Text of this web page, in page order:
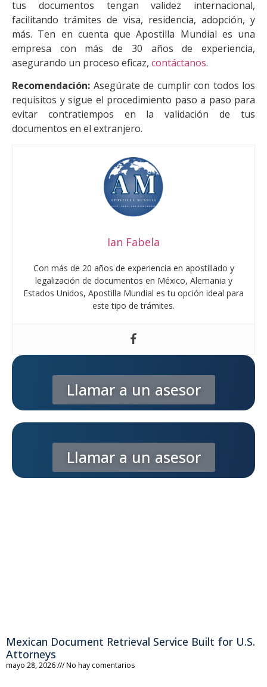
tus documentos tengan validez internacional,
facilitando trámites de visa, residencia, adopción, y
más. Ten en cuenta que Apostilla Mundial es una
empresa con más de 30 años de experiencia,
asegurando un proceso eficaz, contáctanos.
Recomendación: Asegúrate de cumplir con todos los
requisitos y sigue el procedimiento paso a paso para
evitar contratiempos en la validación de tus
documentos en el extranjero.
Ian Fabela
Con más de 20 años de experiencia en apostillado y
legalización de documentos en México, Alemania y
Estados Unidos, Apostilla Mundial es tu opción ideal para
este tipo de trámites.
Llamar a un asesor
Llamar a un asesor
Mexican Document Retrieval Service Built for U.S.
Attorneys
mayo 28, 2026 No hay comentarios